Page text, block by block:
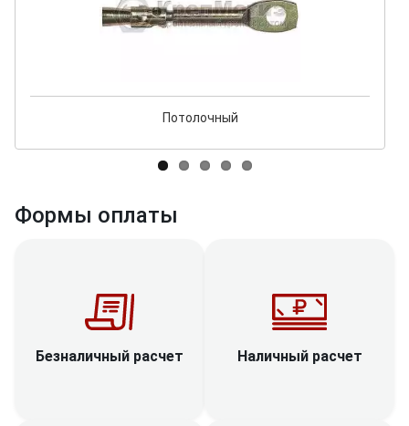
Потолочный
Формы оплаты
Безналичный расчет Наличный расчет